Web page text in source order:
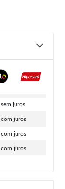
sem juros
com juros
com juros
com juros